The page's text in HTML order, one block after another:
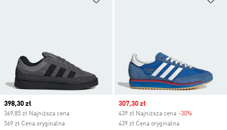
Current price
398,30 zł
369,85 zł Najniższa cena
569 zł Cena oryginalna
Sale price
307,30 zł
439 zł Najniższa cena -30%
439 zł Cena oryginalna